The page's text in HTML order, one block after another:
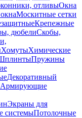
отливыОкна
Москитные сетки
Крепежные
дюбелиСкобы,
ХомутыХимические
Пружины
Декоративный
Армирующие
Экраны для
системыПотолочные